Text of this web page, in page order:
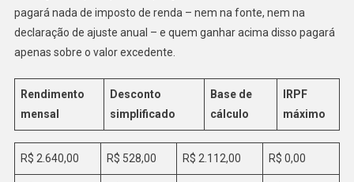
pagará nada de imposto de renda – nem na fonte, nem na
declaração de ajuste anual – e quem ganhar acima disso pagará
apenas sobre o valor excedente.
Rendimento
mensal
Desconto
simplificado
Base de
cálculo
IRPF
máximo
R$ 2.640,00 R$ 528,00 R$ 2.112,00 R$ 0,00